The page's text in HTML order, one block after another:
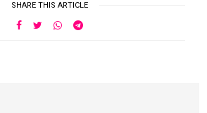
SHARE THIS ARTICLE